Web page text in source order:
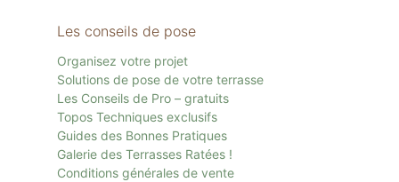
Les conseils de pose
Organisez votre projet
Solutions de pose de votre terrasse
Les Conseils de Pro – gratuits
Topos Techniques exclusifs
Guides des Bonnes Pratiques
Galerie des Terrasses Ratées !
Conditions générales de vente